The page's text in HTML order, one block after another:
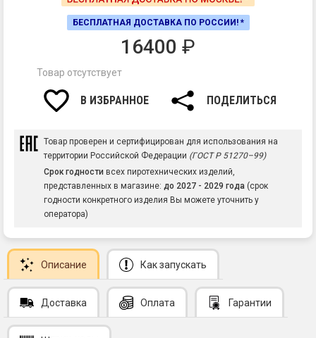
БЕСПЛАТНАЯ ДОСТАВКА ПО РОССИИ! *
16400 ₽
Товар отсутствует
В ИЗБРАННОЕ ПОДЕЛИТЬСЯ
Товар проверен и сертифицирован для использования на
территории Российской Федерации (ГОСТ Р 51270–99)
Срок годности всех пиротехнических изделий,
представленных в магазине: до 2027 - 2029 года (срок
годности конкретного изделия Вы можете уточнить у
оператора)
Описание Как запускать
Доставка Оплата Гарантии